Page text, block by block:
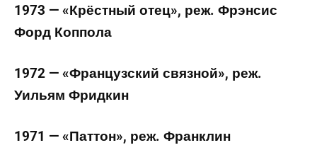
1973 — «Крёстный отец», реж. Фрэнсис
Форд Коппола
1972 — «Французский связной», реж.
Уильям Фридкин
1971 — «Паттон», реж. Франклин